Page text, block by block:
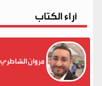
آراء الكتاب
مروان الشاطري